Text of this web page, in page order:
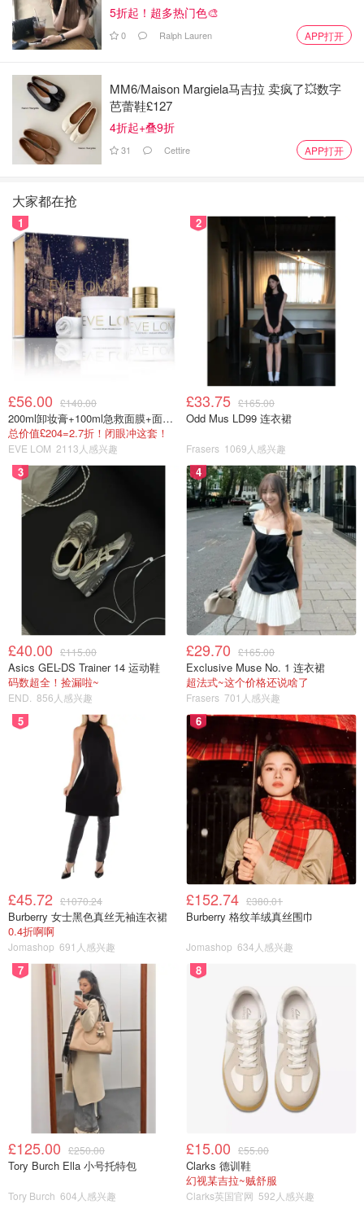
把泡椒剪成小碎块入味～我用的这个是红色的，也可以买更
正宗一点的绿色泡椒应该会更辣。
5折起！超多热门色🎨
0 Ralph Lauren APP打开
MM6/Maison Margiela马吉拉 卖疯了💥数字
芭蕾鞋£127
4折起+叠9折
31 Cettire APP打开
大家都在抢
1
£56.00 £140.00
200ml卸妆膏+100ml急救面膜+面霜+洁颜布
总价值£204=2.7折！闭眼冲这套！
EVE LOM 2113人感兴趣
2
£33.75 £165.00
Odd Mus LD99 连衣裙
Frasers 1069人感兴趣
3
£40.00 £115.00
Asics GEL-DS Trainer 14 运动鞋
码数超全！捡漏啦~
END. 856人感兴趣
4
£29.70 £165.00
Exclusive Muse No. 1 连衣裙
超法式~这个价格还说啥了
Frasers 701人感兴趣
5
£45.72 £1070.24
Burberry 女士黑色真丝无袖连衣裙
0.4折啊啊
Jomashop 691人感兴趣
6
£152.74 £380.01
Burberry 格纹羊绒真丝围巾
Jomashop 634人感兴趣
7
£125.00 £250.00
Tory Burch Ella 小号托特包
Tory Burch 604人感兴趣
8
£15.00 £55.00
Clarks 德训鞋
幻视某吉拉~贼舒服
Clarks英国官网 592人感兴趣